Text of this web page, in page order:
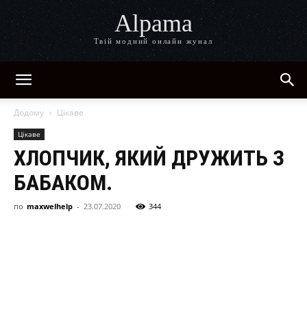
Alpama
Твій модний онлайн жунал
Додому Цікаве
Цікаве
ХЛОПЧИК, ЯКИЙ ДРУЖИТЬ З
БАБАКОМ.
по maxwelhelp - 23.07.2020 344